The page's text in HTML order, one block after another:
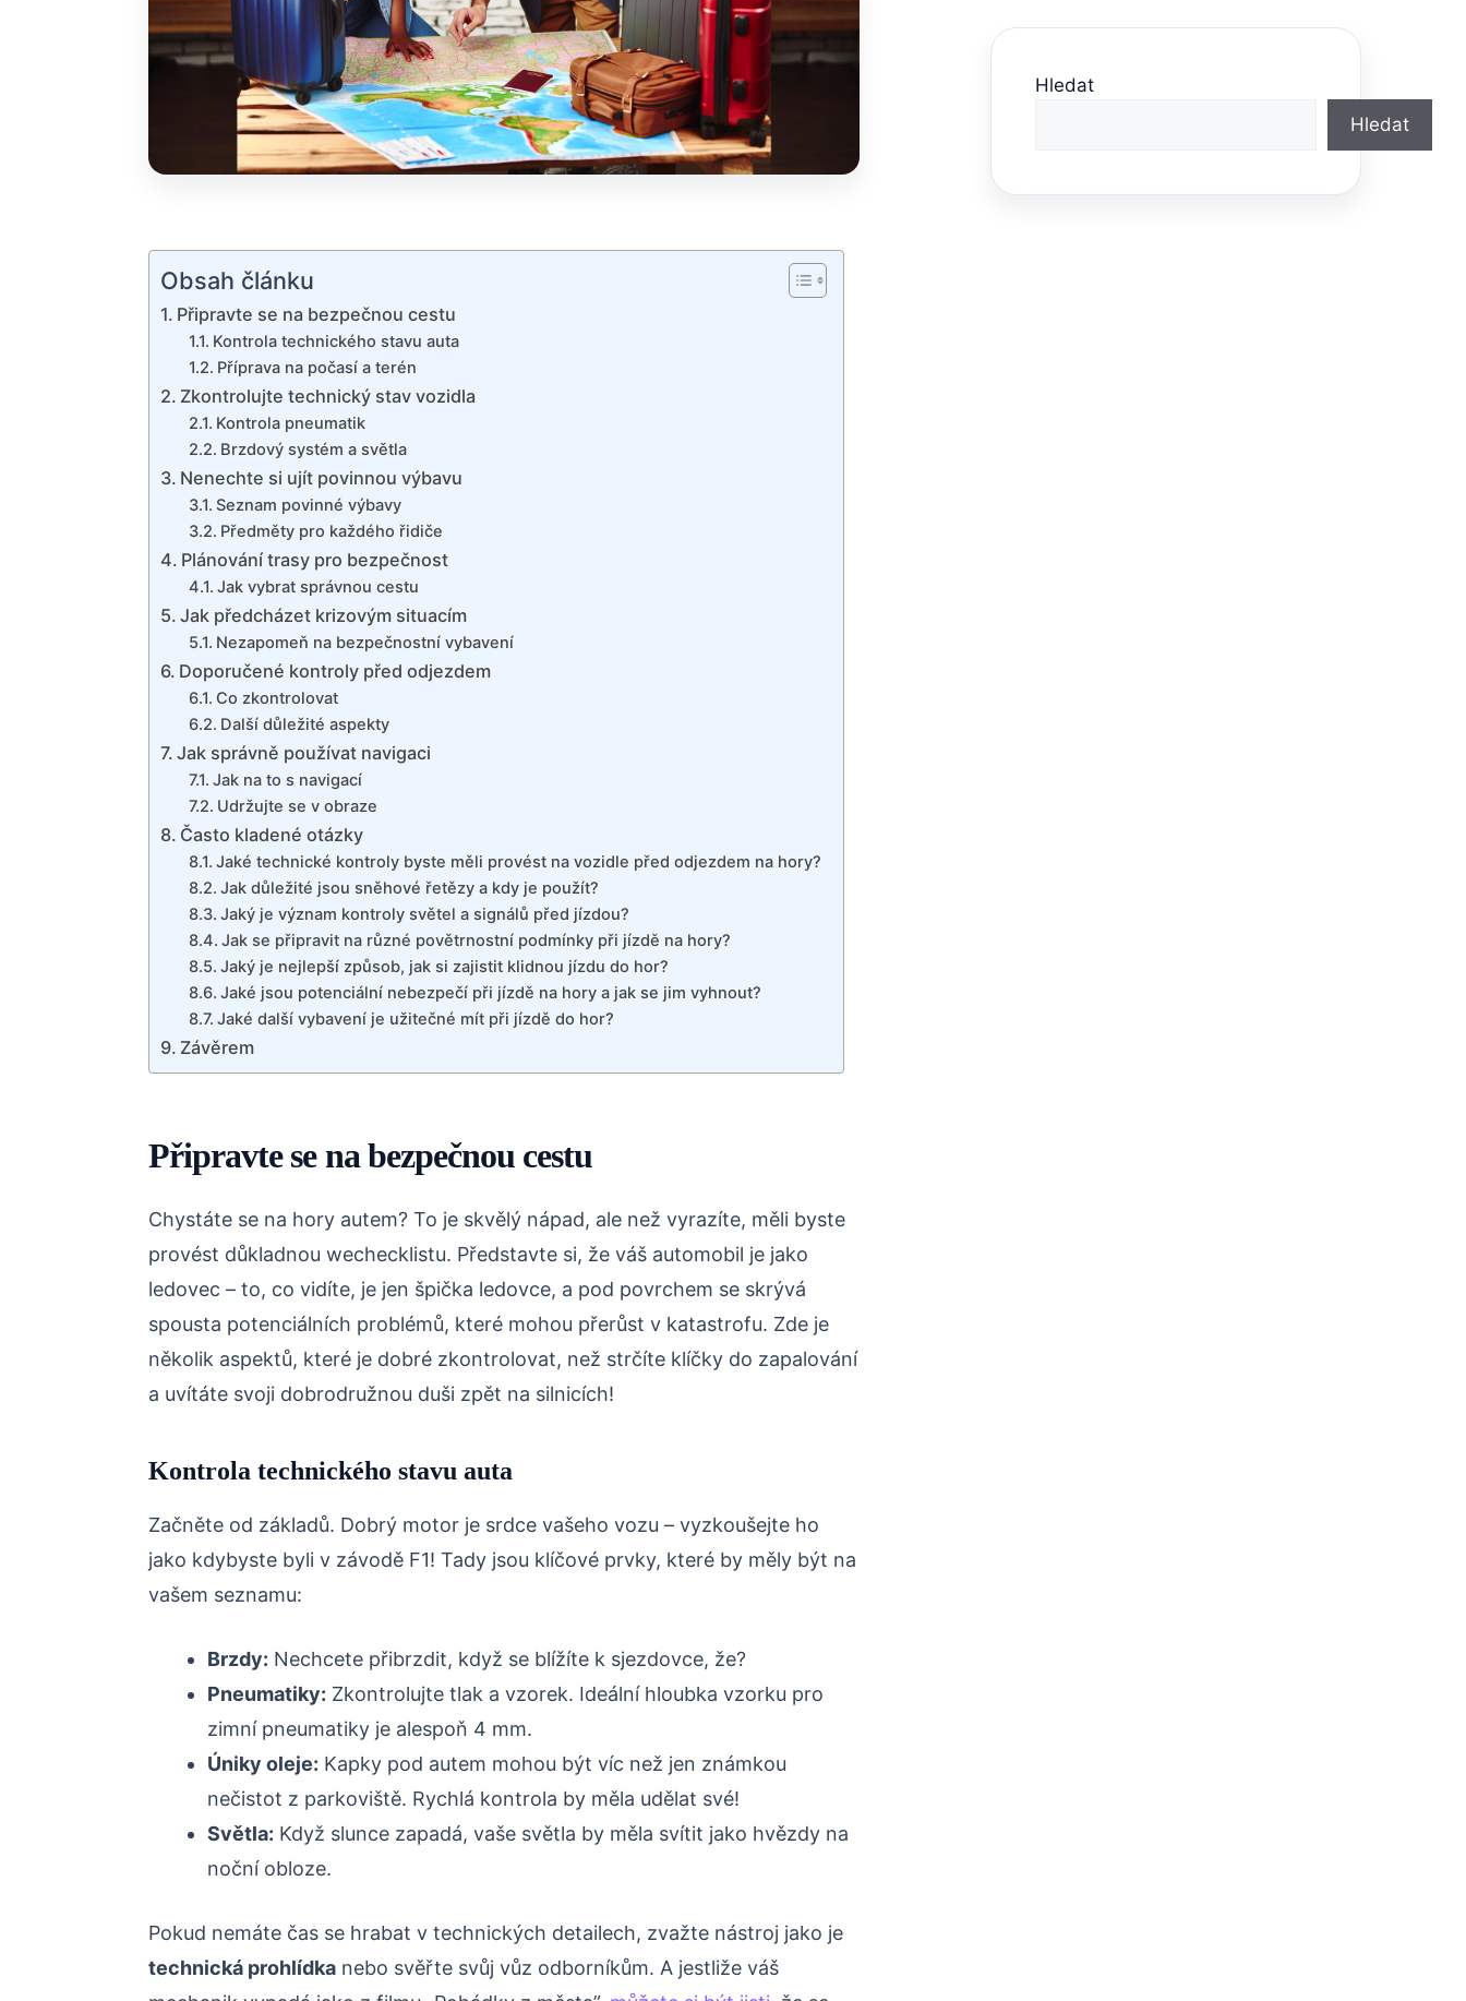
Obsah článku
Připravte se na bezpečnou cestu
Kontrola technického stavu auta
Příprava na počasí a terén
Zkontrolujte technický stav vozidla
Kontrola pneumatik
Brzdový systém a světla
Nenechte si ujít povinnou výbavu
Seznam povinné výbavy
Předměty pro každého řidiče
Plánování trasy pro bezpečnost
Jak vybrat správnou cestu
Jak předcházet krizovým situacím
Nezapomeň na bezpečnostní vybavení
Doporučené kontroly před odjezdem
Co zkontrolovat
Další důležité aspekty
Jak správně používat navigaci
Jak na to s navigací
Udržujte se v obraze
Často kladené otázky
Jaké technické kontroly byste měli provést na vozidle před odjezdem na hory?
Jak důležité jsou sněhové řetězy a kdy je použít?
Jaký je význam kontroly světel a signálů před jízdou?
Jak se připravit na různé povětrnostní podmínky při jízdě na hory?
Jaký je nejlepší způsob, jak si zajistit klidnou jízdu do hor?
Jaké jsou potenciální nebezpečí při jízdě na hory a jak se jim vyhnout?
Jaké další vybavení je užitečné mít při jízdě do hor?
Závěrem
Připravte se na bezpečnou cestu
Chystáte se na hory autem? To je skvělý nápad, ale než vyrazíte, měli byste
provést důkladnou wechecklistu. Představte si, že váš automobil je jako
ledovec – to, co vidíte, je jen špička ledovce, a pod povrchem se skrývá
spousta potenciálních problémů, které mohou přerůst v katastrofu. Zde je
několik aspektů, které je dobré zkontrolovat, než strčíte klíčky do zapalování
a uvítáte svoji dobrodružnou duši zpět na silnicích!
Kontrola technického stavu auta
Začněte od základů. Dobrý motor je srdce vašeho vozu – vyzkoušejte ho
jako kdybyste byli v závodě F1! Tady jsou klíčové prvky, které by měly být na
vašem seznamu:
Brzdy: Nechcete přibrzdit, když se blížíte k sjezdovce, že?
Pneumatiky: Zkontrolujte tlak a vzorek. Ideální hloubka vzorku pro
zimní pneumatiky je alespoň 4 mm.
Úniky oleje: Kapky pod autem mohou být víc než jen známkou
nečistot z parkoviště. Rychlá kontrola by měla udělat své!
Světla: Když slunce zapadá, vaše světla by měla svítit jako hvězdy na
noční obloze.
Pokud nemáte čas se hrabat v technických detailech, zvažte nástroj jako je
technická prohlídka nebo svěřte svůj vůz odborníkům. A jestliže váš
Hledat
Hledat